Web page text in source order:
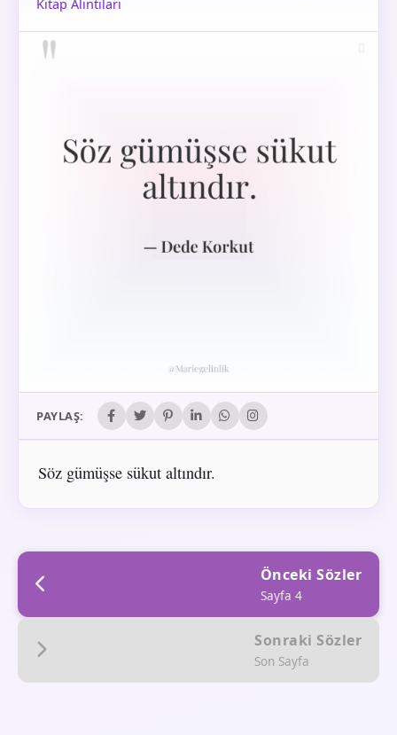
Kitap Alıntıları
PAYLAŞ:
Söz gümüşse sükut altındır.
Önceki Sözler
Sayfa 4
Sonraki Sözler
Son Sayfa